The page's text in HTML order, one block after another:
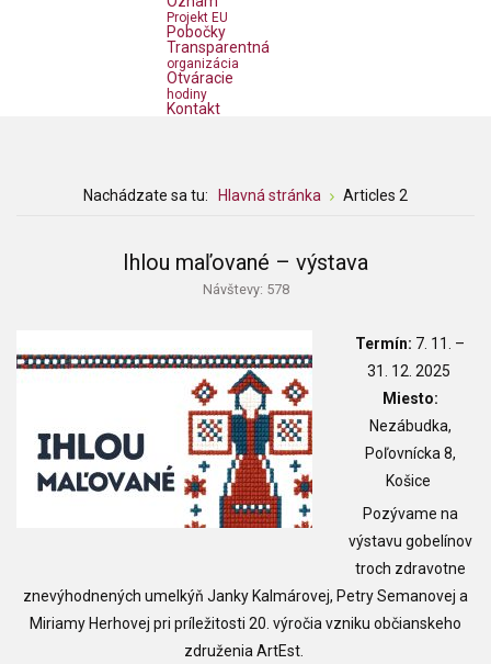
Projekt EU
Pobočky
Transparentná
organizácia
Otváracie
hodiny
Kontakt
Nachádzate sa tu: Hlavná stránka Articles 2
Ihlou maľované – výstava
Návštevy: 578
Termín: 7. 11. –
31. 12. 2025
Miesto:
Nezábudka,
Poľovnícka 8,
Košice
Pozývame na
výstavu gobelínov
troch zdravotne
znevýhodnených umelkýň Janky Kalmárovej, Petry Semanovej a
Miriamy Herhovej pri príležitosti 20. výročia vzniku občianskeho
združenia ArtEst.